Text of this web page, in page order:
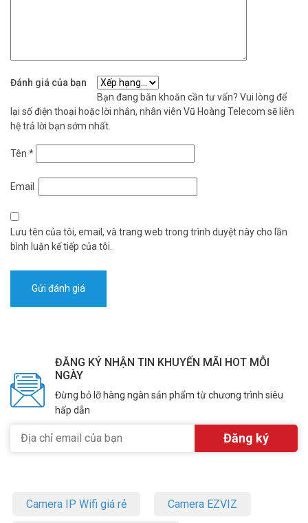
Đánh giá của bạn
Bạn đang băn khoăn cần tư vấn? Vui lòng để
lại số điện thoại hoặc lời nhắn, nhân viên Vũ Hoàng Telecom sẽ liên
hệ trả lời bạn sớm nhất.
Tên *
Email
Lưu tên của tôi, email, và trang web trong trình duyệt này cho lần
bình luận kế tiếp của tôi.
ĐĂNG KÝ NHẬN TIN KHUYẾN MÃI HOT MỖI
NGÀY
Đừng bỏ lỡ hàng ngàn sản phẩm từ chương trình siêu
hấp dẫn
Camera IP Wifi giá rẻ Camera EZVIZ